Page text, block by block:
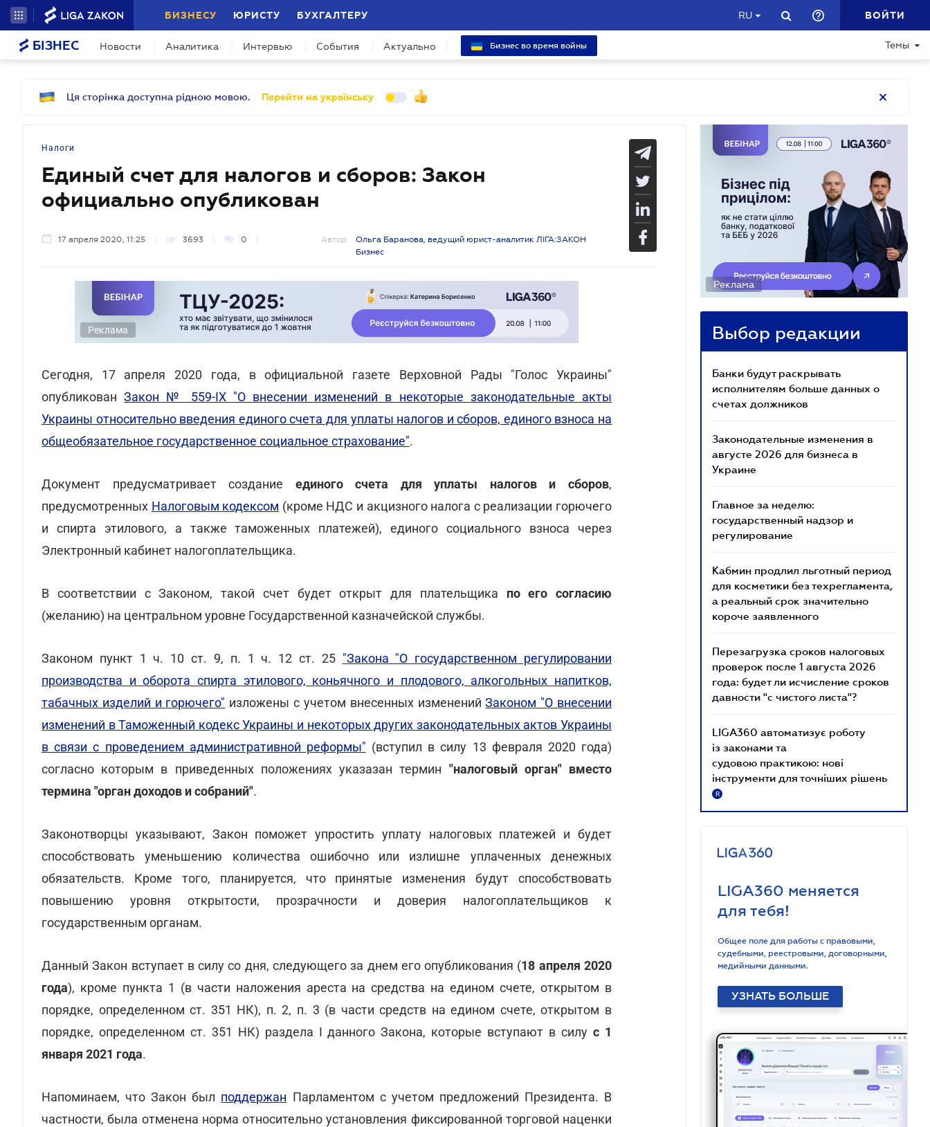
БИЗНЕСУ ЮРИСТУ БУХГАЛТЕРУ RU ВОЙТИ
БІЗНЕС Новости Аналитика Интервью События Актуально Бизнес во время войны Темы
Ця сторінка доступна рідною мовою. Перейти на українську
Налоги
Единый счет для налогов и сборов: Закон
официально опубликован
17 апреля 2020, 11:25 3693 0 Автор:
Ольга Баранова, ведущий юрист-аналитик ЛІГА:ЗАКОН
Бизнес
Реклама
Сегодня, 17 апреля 2020 года, в официальной газете Верховной Рады "Голос Украины"
опубликованЗакон № 559-IX "О внесении изменений в некоторые законодательные акты
Украины относительно введения единого счета для уплаты налогов и сборов, единого взноса на
общеобязательное государственное социальное страхование".
Документ предусматривает создание единого счета для уплаты налогов и сборов,
предусмотренных Налоговым кодексом (кроме НДС и акцизного налога с реализации горючего
и спирта этилового, а также таможенных платежей), единого социального взноса через
Электронный кабинет налогоплательщика.
В соответствии с Законом, такой счет будет открыт для плательщика по его согласию
(желанию) на центральном уровне Государственной казначейской службы.
Законом пункт 1 ч. 10 ст. 9, п. 1 ч. 12 ст. 25 "Закона "О государственном регулировании
производства и оборота спирта этилового, коньячного и плодового, алкогольных напитков,
табачных изделий и горючего" изложены с учетом внесенных измененийЗаконом "О внесении
изменений в Таможенный кодекс Украины и некоторых других законодательных актов Украины
в связи с проведением административной реформы" (вступил в силу 13 февраля 2020 года)
согласно которым в приведенных положениях указазан термин "налоговый орган" вместо
термина "орган доходов и собраний".
Законотворцы указывают, Закон поможет упростить уплату налоговых платежей и будет
способствовать уменьшению количества ошибочно или излишне уплаченных денежных
обязательств. Кроме того, планируется, что принятые изменения будут способствовать
повышению уровня открытости, прозрачности и доверия налогоплательщиков к
государственным органам.
Данный Закон вступает в силу со дня, следующего за днем его опубликования (18 апреля 2020
года), кроме пункта 1 (в части наложения ареста на средства на едином счете, открытом в
порядке, определенном ст. 351 НК), п. 2, п. 3 (в части средств на едином счете, открытом в
порядке, определенном ст. 351 НК) раздела I данного Закона, которые вступают в силус 1
января 2021 года.
Напоминаем, что Закон был поддержан Парламентом с учетом предложений Президента. В
частности, была отменена норма относительно установления фиксированной торговой наценки
Реклама
Выбор редакции
Банки будут раскрывать
исполнителям больше данных о
счетах должников
Законодательные изменения в
августе 2026 для бизнеса в
Украине
Главное за неделю:
государственный надзор и
регулирование
Кабмин продлил льготный период
для косметики без техрегламента,
а реальный срок значительно
короче заявленного
Перезагрузка сроков налоговых
проверок после 1 августа 2026
года: будет ли исчисление сроков
давности "с чистого листа"?
LIGA360 автоматизує роботу
із законами та
судовою практикою: нові
інструменти для точніших рішень
R
LIGA360 меняется
для тебя!
Общее поле для работы с правовыми,
судебными, реестровыми, договорными,
медийными данными.
УЗНАТЬ БОЛЬШЕ